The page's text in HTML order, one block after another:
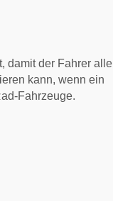
damit der Fahrer alle
kann, wenn ein
Fahrzeuge.